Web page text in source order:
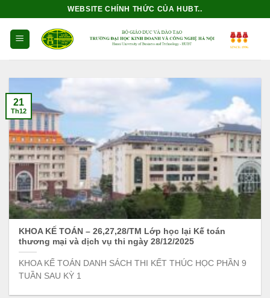
dung
WEBSITE CHÍNH THỨC CỦA HUBT..
KHOA KẾ TOÁN – 26,27,28/TM Lớp học lại Kế toán
thương mại và dịch vụ thi ngày 28/12/2025
KHOA KẾ TOÁN DANH SÁCH THI KẾT THÚC HỌC PHẦN 9
TUẦN SAU KỲ 1
21
Th12